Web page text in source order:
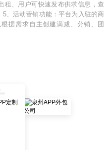
租、用户可快速发布供求信息，查
、活动营销功能：平台为入驻的商
据需求自主创建满减、分销、团